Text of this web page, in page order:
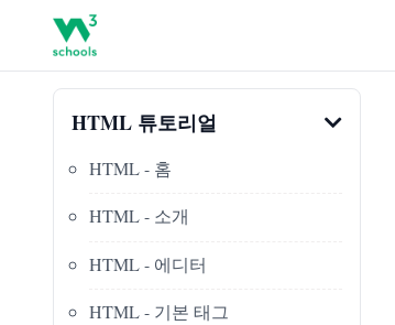
HTML 튜토리얼
HTML - 홈
HTML - 소개
HTML - 에디터
HTML - 기본 태그